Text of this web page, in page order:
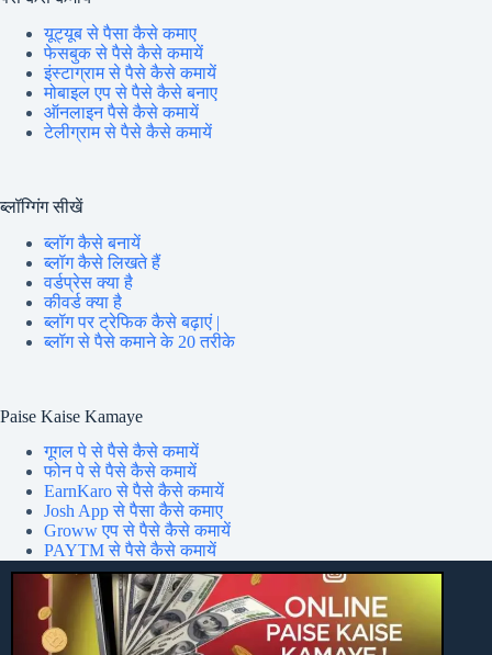
यूट्यूब से पैसा कैसे कमाए
फेसबुक से पैसे कैसे कमायें
इंस्टाग्राम से पैसे कैसे कमायें
मोबाइल एप से पैसे कैसे बनाए
ऑनलाइन पैसे कैसे कमायें
टेलीग्राम से पैसे कैसे कमायें
ब्लॉग्गिंग सीखें
ब्लॉग कैसे बनायें
ब्लॉग कैसे लिखते हैं
वर्डप्रेस क्या है
कीवर्ड क्या है
ब्लॉग पर ट्रेफिक कैसे बढ़ाएं |
ब्लॉग से पैसे कमाने के 20 तरीके
Paise Kaise Kamaye
गूगल पे से पैसे कैसे कमायें
फोन पे से पैसे कैसे कमायें
EarnKaro से पैसे कैसे कमायें
Josh App से पैसा कैसे कमाए
Groww एप से पैसे कैसे कमायें
PAYTM से पैसे कैसे कमायें